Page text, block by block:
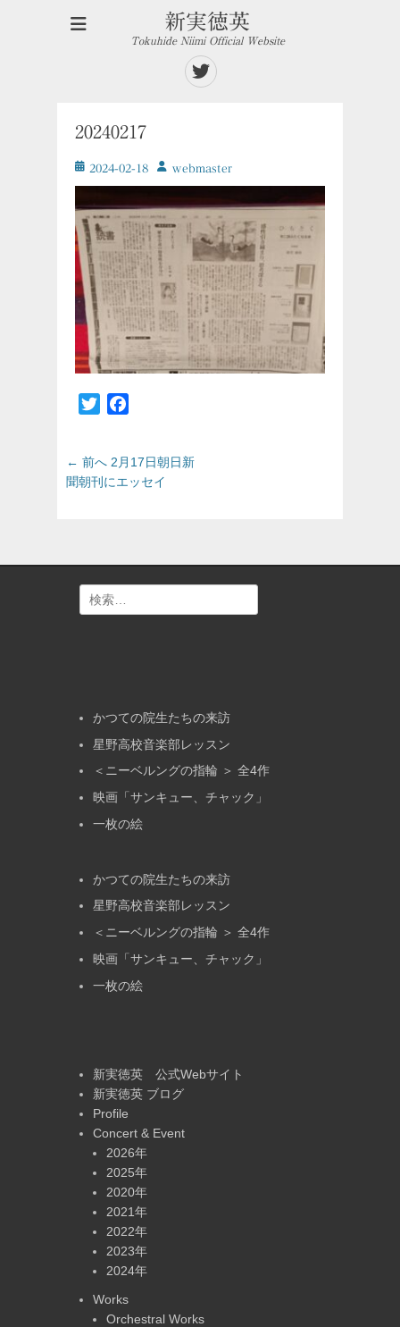
新実徳英
Tokuhide Niimi Official Website
Twitter
20240217
投
稿
2024-02-18
投
稿
ｗebmaster
Twitter
投
稿
ー
シ
ョ
← 前へ 前
の
2月17日朝日新
聞朝刊にエッセイ
索:
かつての院生たちの来訪
星野高校音楽部レッスン
＜ニーベルングの指輪 ＞ 全4作
映画「サンキュー、チャック」
一枚の絵
かつての院生たちの来訪
星野高校音楽部レッスン
＜ニーベルングの指輪 ＞ 全4作
映画「サンキュー、チャック」
一枚の絵
新実徳英 公式Webサイト
新実徳英 ブログ
Profile
Concert & Event
2026年
2025年
2020年
2021年
2022年
2023年
2024年
Works
Orchestral Works